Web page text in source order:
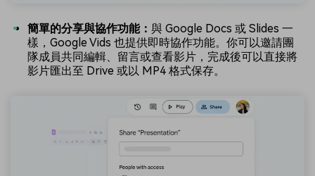
簡單的分享與協作功能： 與 Google Docs 或 Slides 一
樣，Google Vids 也提供即時協作功能。你可以邀請團
隊成員共同編輯、留言或查看影片，完成後可以直接將
影片匯出至 Drive 或以 MP4 格式保存。